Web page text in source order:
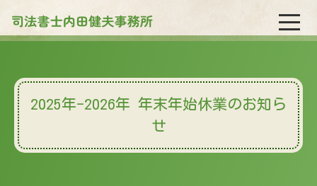
2025年-2026年 年末年始休業のお知ら
せ